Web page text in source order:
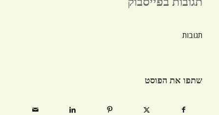
תגובות
שתפו את הפוסט